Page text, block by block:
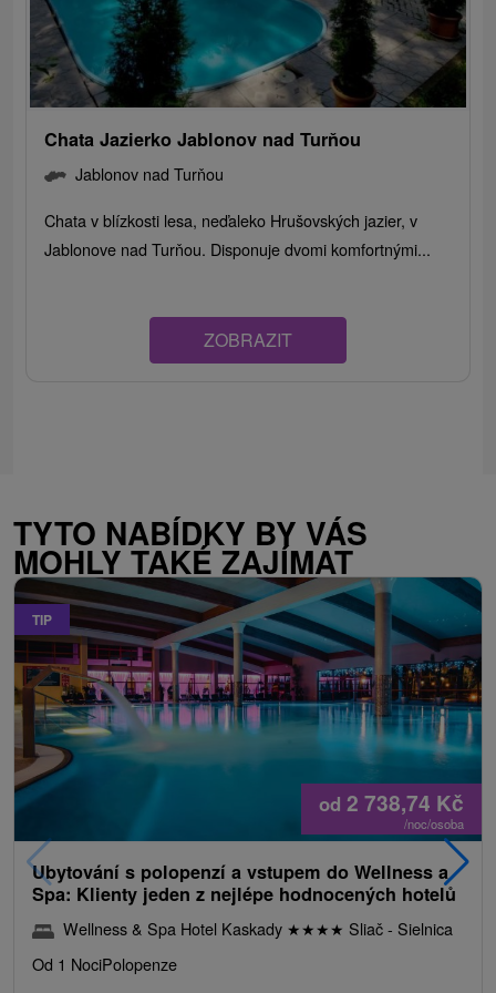
Chata Jazierko Jablonov nad Turňou
Jablonov nad Turňou
Chata v blízkosti lesa, neďaleko Hrušovských jazier, v
Jablonove nad Turňou. Disponuje dvomi komfortnými...
ZOBRAZIT
TYTO NABÍDKY BY VÁS
MOHLY TAKÉ ZAJÍMAT
TIP
od 2 738,74 Kč
/noc/osoba
Ubytování s polopenzí a vstupem do Wellness a
Spa: Klienty jeden z nejlépe hodnocených hotelů
Wellness & Spa Hotel Kaskady ★★★★ Sliač - Sielnica
Od 1 NociPolopenze